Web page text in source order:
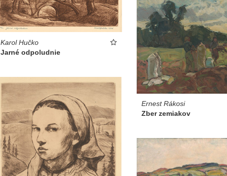
Karol Hučko
Jarné odpoludnie
Ernest Rákosi
Zber zemiakov